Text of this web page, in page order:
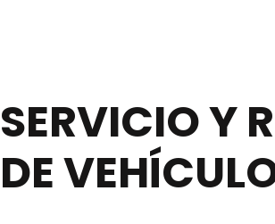
SERVICIO Y
DE